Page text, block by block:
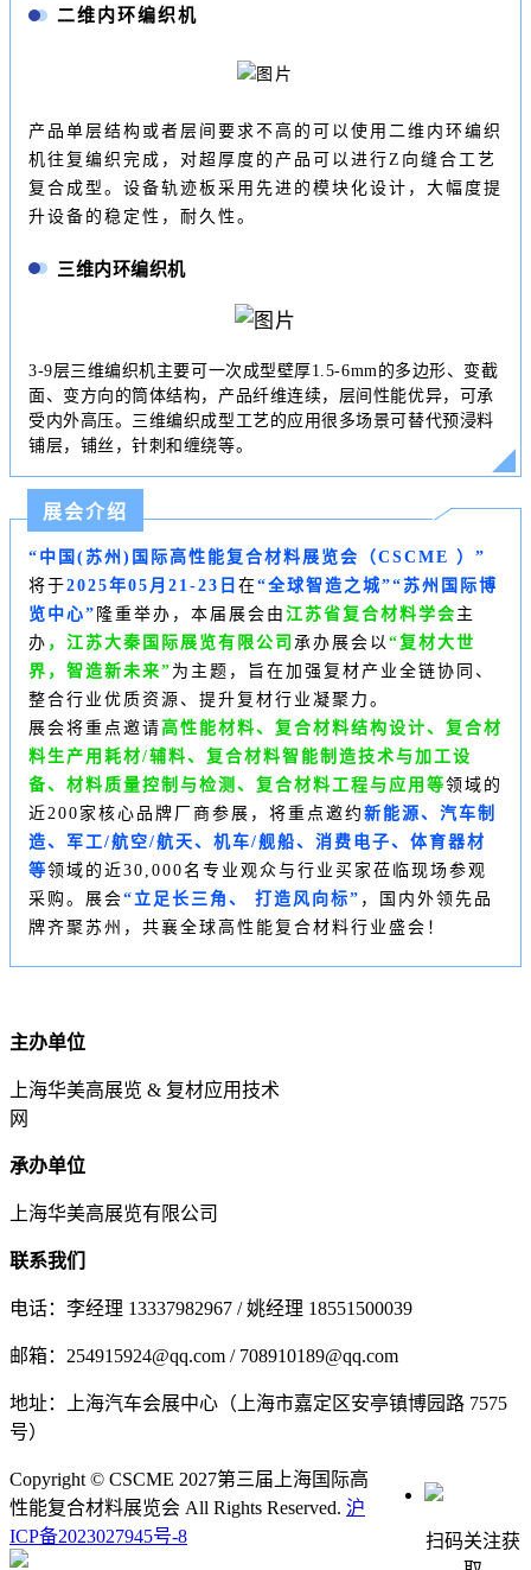
二维内环编织机
产品单层结构或者层间要求不高的可以使用二维内环编织
机往复编织完成，对超厚度的产品可以进行Z向缝合工艺
复合成型。设备轨迹板采用先进的模块化设计，大幅度提
升设备的稳定性，耐久性。
三维内环编织机
3-9层三维编织机主要可一次成型壁厚1.5-6mm的多边形、变截
面、变方向的筒体结构，产品纤维连续，层间性能优异，可承
受内外高压。三维编织成型工艺的应用很多场景可替代预浸料
铺层，铺丝，针刺和缠绕等。
展会介绍
“中国(苏州)国际高性能复合材料展览会（ CSCME ）”
将于2025年05月21-23日 在“全球智造之城”“苏州国际博
览中心” 隆重举办，本届展会 由 江苏省复合材料学会 主
办 ，江苏大秦国际展览有限公司 承办展会 以 “复材大世
界，智造新未来” 为主题，旨在加强复材产业全链协同、
整合行业优质资源、提升复材行业凝聚力。
展会将重点邀请 高性能材料、复合材料结构设计、复合材
料生产用耗材/辅料、复合材料智能制造技术与加工设
备、材料质量控制与检测、复合材料工程与应用等领域的
近200家核心品牌厂商参展，将重点邀约 新能源、汽车制
造、军工/航空/航天、机车/舰船、消费电子、体育器材
等领域的近30,000名专业观众与行业买家莅临现场参观
采购。展会“立足长三角、 打造风向标” ，国内外领先品
牌齐聚苏州，共襄全球高性能复合材料行业盛会！
主办单位
上海华美高展览 & 复材应用技术
网
承办单位
上海华美高展览有限公司
联系我们
电话：李经理 13337982967 / 姚经理 18551500039
邮箱：254915924@qq.com / 708910189@qq.com
地址：上海汽车会展中心（上海市嘉定区安亭镇博园路 7575
号）
扫码关注获
Copyright © CSCME 2027第三届上海国际高
性能复合材料展览会 All Rights Reserved. 沪
ICP备2023027945号-8